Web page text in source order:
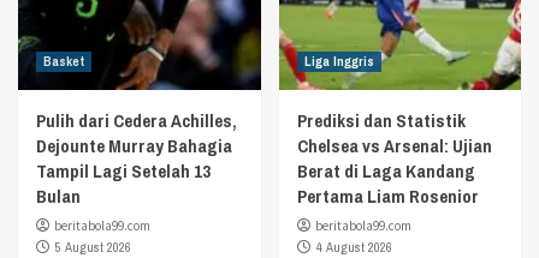
Basket
Pulih dari Cedera Achilles,
Dejounte Murray Bahagia
Tampil Lagi Setelah 13
Bulan
beritabola99.com
5 August 2026
Liga Inggris
Prediksi dan Statistik
Chelsea vs Arsenal: Ujian
Berat di Laga Kandang
Pertama Liam Rosenior
beritabola99.com
4 August 2026